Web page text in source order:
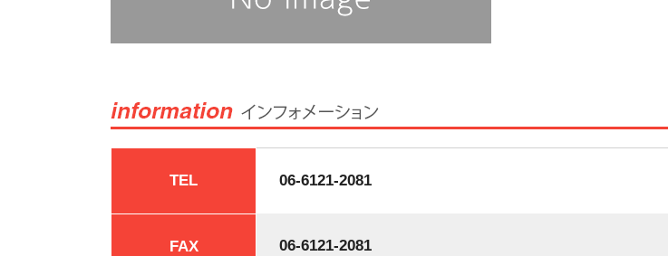
TEL 06-6121-2081
FAX 06-6121-2081